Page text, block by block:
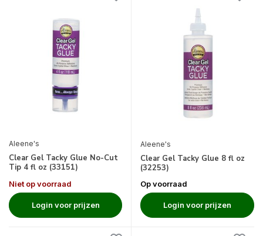
Aleene's
Clear Gel Tacky Glue No-Cut
Tip 4 fl oz (33151)
Niet op voorraad
Login voor prijzen
Aleene's
Clear Gel Tacky Glue 8 fl oz
(32253)
Op voorraad
Login voor prijzen